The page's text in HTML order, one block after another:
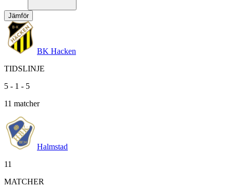
Jämför
BK Hacken
TIDSLINJE
5 - 1 - 5
11 matcher
Halmstad
11
MATCHER